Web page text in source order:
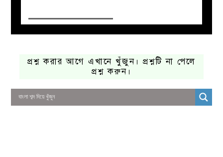
প্রশ্ন করার আগে এখানে খুঁজুন। প্রশ্নটি না পেলে
প্রশ্ন করুন।